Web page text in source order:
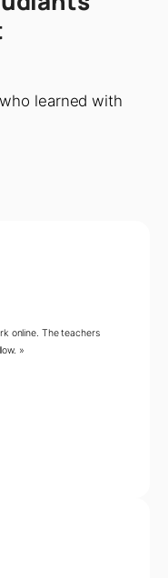
learned with
online. The teachers
»